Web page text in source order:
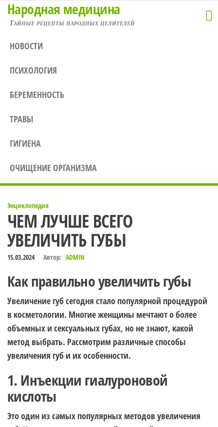
Перейти
Народная медицина
Тайные рецепты народных целителей
НОВОСТИ
ПСИХОЛОГИЯ
БЕРЕМЕННОСТЬ
ТРАВЫ
ГИГИЕНА
ОЧИЩЕНИЕ ОРГАНИЗМА
Энциклопедия
ЧЕМ ЛУЧШЕ ВСЕГО
УВЕЛИЧИТЬ ГУБЫ
15.03.2024 Автор: ADMIN
Как правильно увеличить губы
Увеличение губ сегодня стало популярной процедурой
в косметологии. Многие женщины мечтают о более
объемных и сексуальных губах, но не знают, какой
метод выбрать. Рассмотрим различные способы
увеличения губ и их особенности.
1. Инъекции гиалуроновой
кислоты
Это один из самых популярных методов увеличения